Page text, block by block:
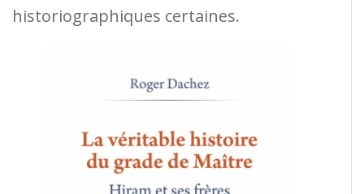
historiographiques certaines.